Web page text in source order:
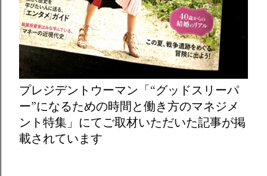
プレジデントウーマン「“グッドスリーパ
ー”になるための時間と働き方のマネジメ
ント特集」にてご取材いただいた記事が掲
載されています